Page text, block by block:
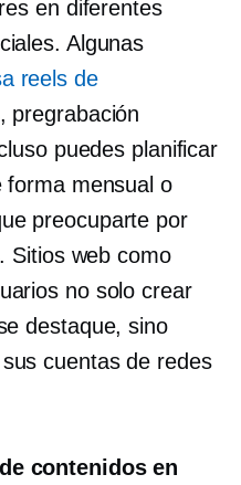
en diferentes
Algunas
reels de
pregrabación
puedes planificar
forma mensual o
preocuparte por
Sitios web como
no solo crear
destaque, sino
cuentas de redes
contenidos en